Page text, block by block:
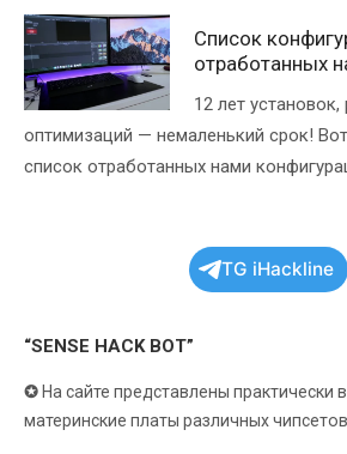
Список
отработанных
12 лет
оптимизаций — немаленький срок!
список отработанных нами
TG iHackline
“SENSE HACK BOT”
✪ На сайте представлены практически
материнские платы различных чипсетов.